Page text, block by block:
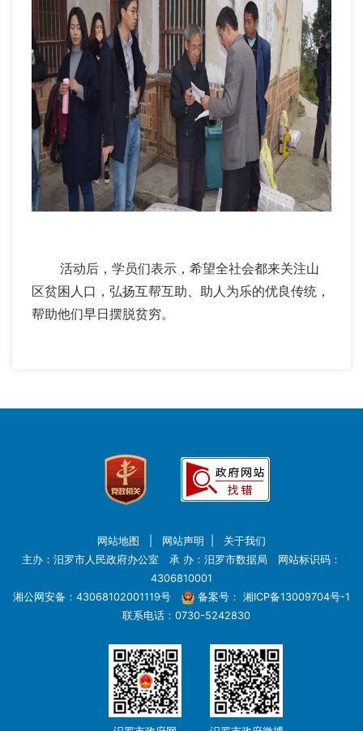
活动后，学员们表示，希望全社会都来关注山
区贫困人口，弘扬互帮互助、助人为乐的优良传统，
帮助他们早日摆脱贫穷。
网站地图 网站声明
关于我们
主办：汨罗市人民政府办公室 承 办：汨罗市数据局 网站标识码：
4306810001
湘公网安备：43068102001119号
备案号： 湘ICP备13009704号-1
联系电话：0730-5242830